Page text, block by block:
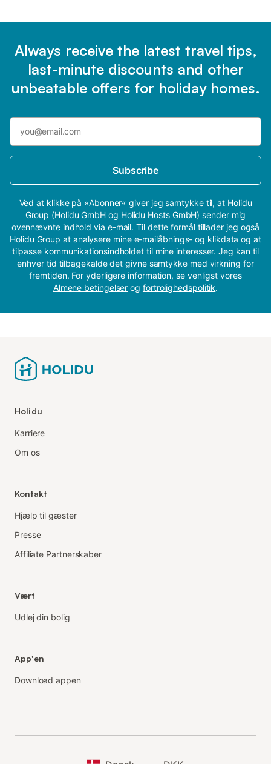
Always receive the latest travel tips,
last-minute discounts and other
unbeatable offers for holiday homes.
Subscribe
Ved at klikke på »Abonner« giver jeg samtykke til, at Holidu
Group (Holidu GmbH og Holidu Hosts GmbH) sender mig
ovennævnte indhold via e-mail. Til dette formål tillader jeg også
Holidu Group at analysere mine e-mailåbnings- og klikdata og at
tilpasse kommunikationsindholdet til mine interesser. Jeg kan til
enhver tid tilbagekalde det givne samtykke med virkning for
fremtiden. For yderligere information, se venligst vores
Almene betingelser og fortrolighedspolitik.
Holidu
Karriere
Om os
Kontakt
Hjælp til gæster
Presse
Affiliate Partnerskaber
Vært
Udlej din bolig
App'en
Download appen